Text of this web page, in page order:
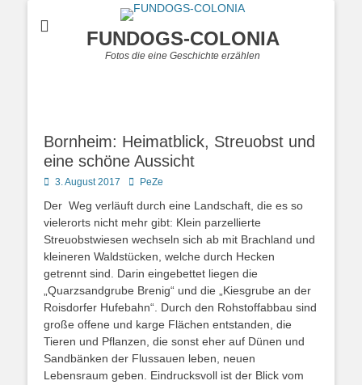
FUNDOGS-COLONIA
Fotos die eine Geschichte erzählen
Bornheim: Heimatblick, Streuobst und
eine schöne Aussicht
Posted
3. August 2017 AutorPeZe
Der Weg verläuft durch eine Landschaft, die es so
vielerorts nicht mehr gibt: Klein parzellierte
Streuobstwiesen wechseln sich ab mit Brachland und
kleineren Waldstücken, welche durch Hecken
getrennt sind. Darin eingebettet liegen die
„Quarzsandgrube Brenig“ und die „Kiesgrube an der
Roisdorfer Hufebahn“. Durch den Rohstoffabbau sind
große offene und karge Flächen entstanden, die
Tieren und Pflanzen, die sonst eher auf Dünen und
Sandbänken der Flussauen leben, neuen
Lebensraum geben. Eindrucksvoll ist der Blick vom